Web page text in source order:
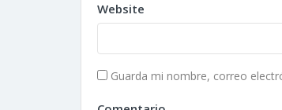
Website
Guarda mi nombre, correo